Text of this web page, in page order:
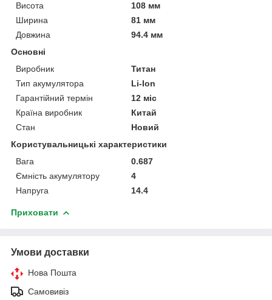
Висота
108 мм
Ширина
81 мм
Довжина
94.4 мм
Основні
Виробник
Титан
Тип акумулятора
Li-Ion
Гарантійний термін
12 міс
Країна виробник
Китай
Стан
Новий
Користувальницькі характеристики
Вага
0.687
Ємність акумулятору
4
Напруга
14.4
Приховати
Умови доставки
Нова Пошта
Самовивіз